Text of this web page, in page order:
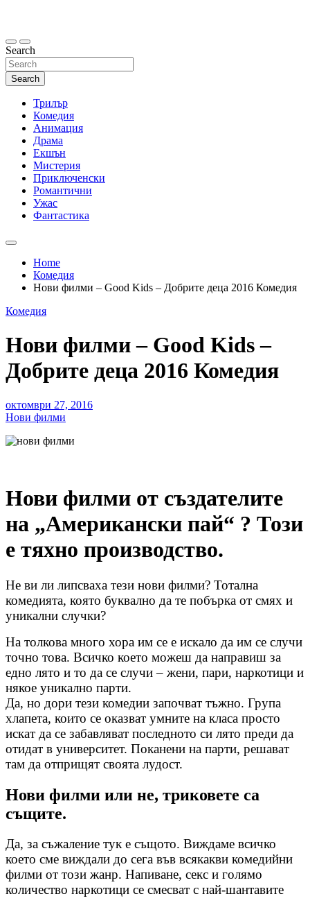
Search
Search
Трилър
Комедия
Анимация
Драма
Екшън
Мистерия
Приключенски
Романтични
Ужас
Фантастика
Home
Комедия
Нови филми – Good Kids – Добрите деца 2016 Комедия
Комедия
Нови филми – Good Kids –
Добрите деца 2016 Комедия
октомври 27, 2016
Нови филми
Нови филми от създателите
на „Американски пай“ ? Този
е тяхно производство.
Не ви ли липсваха тези нови филми? Тотална
комедията, която буквално да те побърка от смях и
уникални случки?
На толкова много хора им се е искало да им се случи
точно това. Всичко което можеш да направиш за
едно лято и то да се случи – жени, пари, наркотици и
някое уникално парти.
Да, но дори тези комедии започват тъжно. Група
хлапета, които се оказват умните на класа просто
искат да се забавляват последното си лято преди да
отидат в университет. Поканени на парти, решават
там да отприщят своята лудост.
Нови филми или не, триковете са
същите.
Да, за съжаление тук е същото. Виждаме всичко
което сме виждали до сега във всякакви комедийни
филми от този жанр. Напиване, секс и голямо
количество наркотици се смесват с най-шантавите